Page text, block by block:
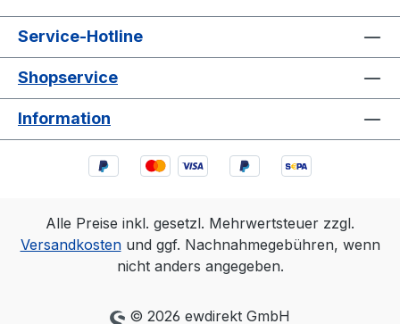
Service-Hotline
Shopservice
Information
Alle Preise inkl. gesetzl. Mehrwertsteuer zzgl.
Versandkostenund ggf. Nachnahmegebühren, wenn
nicht anders angegeben.
© 2026 ewdirekt GmbH